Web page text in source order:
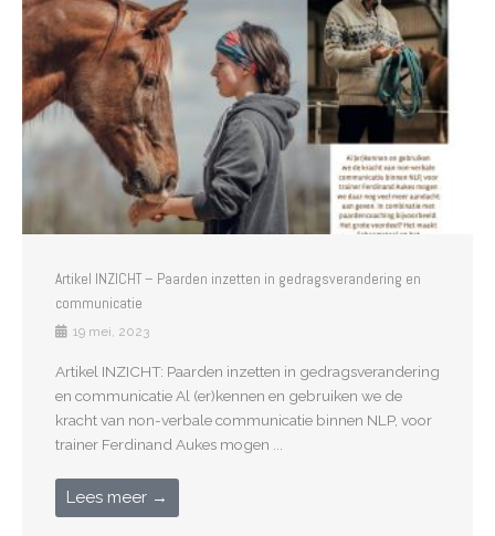
Artikel INZICHT – Paarden inzetten in gedragsverandering en
communicatie
19 mei, 2023
Artikel INZICHT: Paarden inzetten in gedragsverandering
en communicatie Al (er)kennen en gebruiken we de
kracht van non-verbale communicatie binnen NLP, voor
trainer Ferdinand Aukes mogen ...
Lees meer →